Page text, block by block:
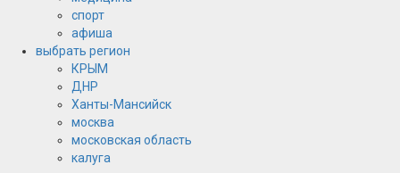
спорт
афиша
выбрать регион
КРЫМ
ДНР
Ханты-Мансийск
москва
московская область
калуга